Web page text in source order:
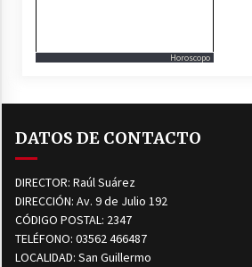
Horoscopo
DATOS DE CONTACTO
DIRECTOR: Raúl Suárez
DIRECCIÓN: Av. 9 de Julio 192
CÓDIGO POSTAL: 2347
TELÉFONO: 03562 466487
LOCALIDAD: San Guillermo